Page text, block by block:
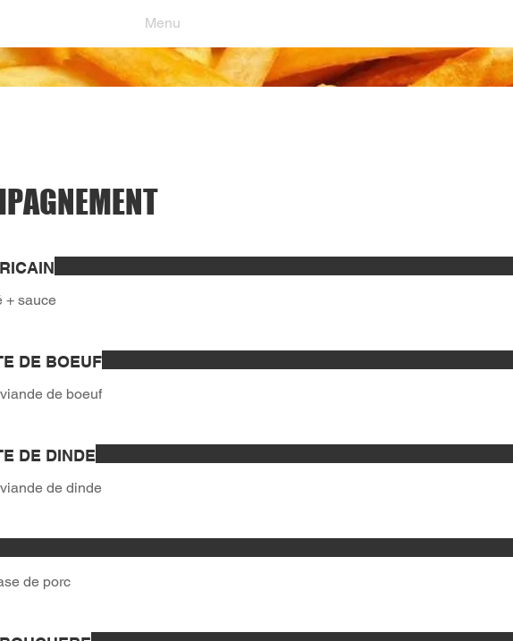
Menu
+ sauce
DE BOEUF
de boeuf
DE DINDE
de dinde
de porc